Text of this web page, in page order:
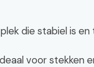
die stabiel is en
voor stekken